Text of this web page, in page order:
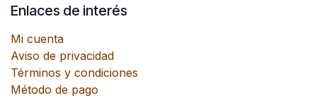
Enlaces de interés
Mi cuenta
Aviso de privacidad
Términos y condiciones
Método de pago